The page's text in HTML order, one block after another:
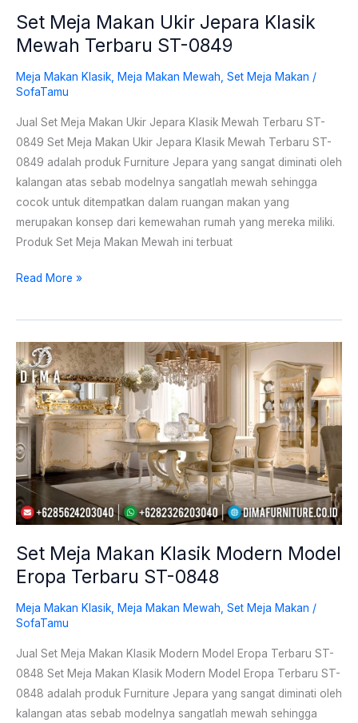
Set Meja Makan Ukir Jepara Klasik
Mewah Terbaru ST-0849
Meja Makan Klasik Meja Makan Mewah Set Meja Makan /
SofaTamu
Jual Set Meja Makan Ukir Jepara Klasik Mewah Terbaru ST-
0849 Set Meja Makan Ukir Jepara Klasik Mewah Terbaru ST-
0849 adalah produk Furniture Jepara yang sangat diminati oleh
kalangan atas sebab modelnya sangatlah mewah sehingga
cocok untuk ditempatkan dalam ruangan makan yang
merupakan konsep dari kemewahan rumah yang mereka miliki.
Produk Set Meja Makan Mewah ini terbuat
Read More »
Set Meja Makan Klasik Modern Model
Eropa Terbaru ST-0848
Meja Makan Klasik Meja Makan Mewah Set Meja Makan /
SofaTamu
Jual Set Meja Makan Klasik Modern Model Eropa Terbaru ST-
0848 Set Meja Makan Klasik Modern Model Eropa Terbaru ST-
0848 adalah produk Furniture Jepara yang sangat diminati oleh
kalangan atas sebab modelnya sangatlah mewah sehingga
Set
Meja
Makan
Klasik
Modern
Model
Eropa
Terbaru
ST-